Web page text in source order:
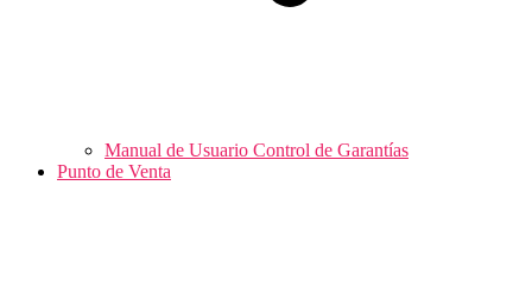
Manual de Usuario Control de Garantías
Punto de Venta